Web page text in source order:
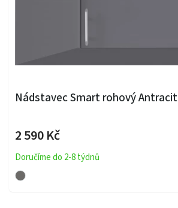
Nádstavec Smart rohový Antracit
2 590 Kč
Doručíme do 2-8 týdnů